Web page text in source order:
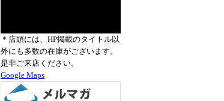
＊店頭には、HP掲載のタイトル以
外にも多数の在庫がございます。
是非ご来店ください。
Google Maps